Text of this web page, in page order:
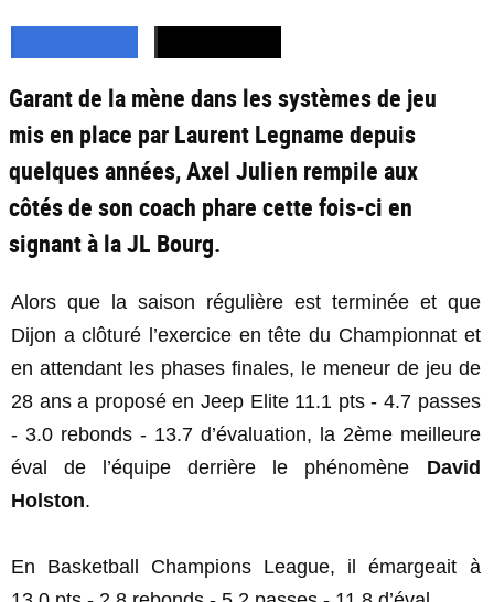
Garant de la mène dans les systèmes de jeu
mis en place par Laurent Legname depuis
quelques années, Axel Julien rempile aux
côtés de son coach phare cette fois-ci en
signant à la JL Bourg.
Alors que la saison régulière est terminée et que
Dijon a clôturé l’exercice en tête du Championnat et
en attendant les phases finales, le meneur de jeu de
28 ans a proposé en Jeep Elite 11.1 pts - 4.7 passes
- 3.0 rebonds - 13.7 d’évaluation, la 2ème meilleure
éval de l’équipe derrière le phénomène David
Holston.
En Basketball Champions League, il émargeait à